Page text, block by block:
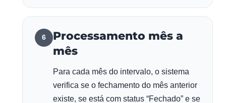
6
Processamento mês a
mês
Para cada mês do intervalo, o sistema
verifica se o fechamento do mês anterior
existe, se está com status “Fechado” e se